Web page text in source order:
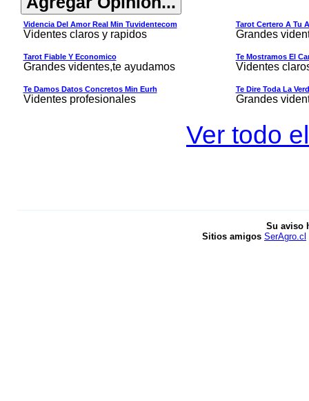
Videncia Del Amor Real Min Tuvidentecom
Videntes claros y rapidos
Tarot Certero A Tu
Grandes
Tarot Fiable Y Economico
Grandes videntes,te ayudamos
Te Mostramos El
Videntes
Te Damos Datos Concretos Min Eurh
Videntes profesionales
Te Dire Toda La
Grandes
Ver todo
Su aviso
Sitios amigos SerAgro.cl